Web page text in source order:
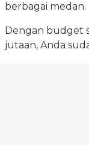
berbagai medan.
Dengan budget
jutaan, Anda